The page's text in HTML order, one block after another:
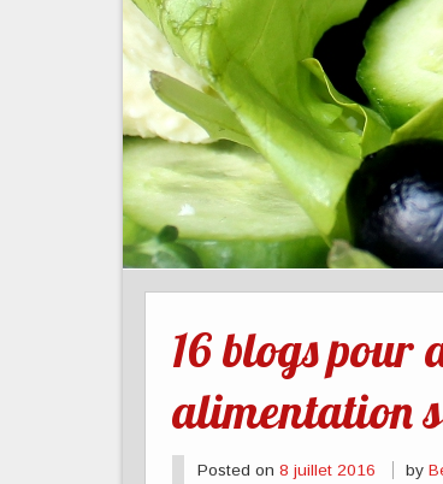
16 blogs pour
alimentation
Posted on 8 juillet 2016 by